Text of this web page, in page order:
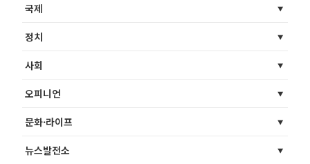
국제
정치
사회
오피니언
문화·라이프
뉴스발전소